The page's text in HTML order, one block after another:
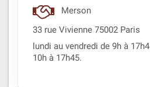
Merson
33 rue Vivienne 75002 Paris
lundi au vendredi de 9h à
10h à 17h45.